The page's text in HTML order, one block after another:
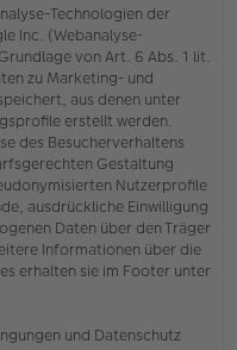
Technologien der
Inc. (Webanalyse-
von Art. 6 Abs. 1 lit.
zu Marketing- und
aus denen unter
erstellt werden.
des Besucherverhaltens
Gestaltung
Nutzerprofile
ausdrückliche Einwilligung
Daten über den Träger
Informationen über die
erhalten sie im Footer unter
und Datenschutz